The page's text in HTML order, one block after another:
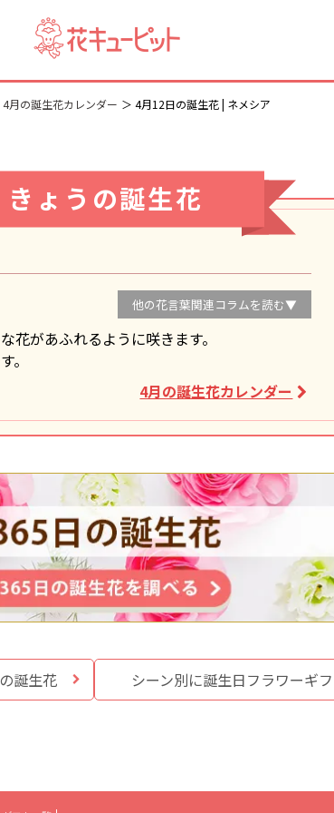
4月の誕生花カレンダー 4月12日の誕生花 | ネメシア
きょうの誕生花
他の花言葉関連コラムを読む▼
花があふれるように咲きます。
。
4月の誕生花カレンダー
誕生花 シーン別に誕生日フラワーギ